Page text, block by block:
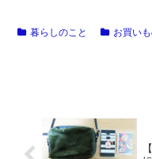
暮らしのこと お買い